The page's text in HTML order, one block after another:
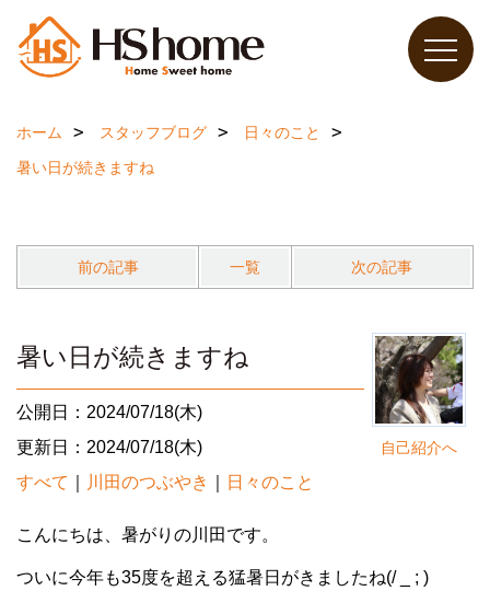
ホーム スタッフブログ
日々のこと
暑い日が続きますね
前の記事 一覧 次の記事
自己紹介へ
暑い日が続きますね
公開日：2024/07/18(木)
更新日：2024/07/18(木)
すべて
川田のつぶやき 日々のこと
こんにちは、暑がりの川田です。
ついに今年も35度を超える猛暑日がきましたね(/ _ ; )